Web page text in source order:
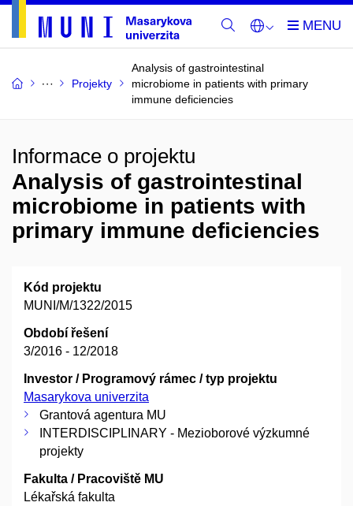
Projekty
Analysis of gastrointestinal
microbiome in patients with primary
immune deficiencies
Informace o projektu
Analysis of gastrointestinal
microbiome in patients with
primary immune deficiencies
Kód projektu
MUNI/M/1322/2015
Období řešení
3/2016 - 12/2018
Investor / Programový rámec / typ projektu
Masarykova univerzita
Grantová agentura MU
INTERDISCIPLINARY - Mezioborové výzkumné
projekty
Fakulta / Pracoviště MU
Lékařská fakulta